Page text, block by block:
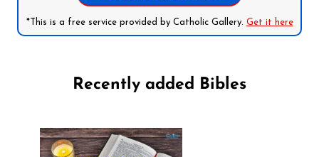
*This is a free service provided by Catholic Gallery. Get it here
Recently added Bibles